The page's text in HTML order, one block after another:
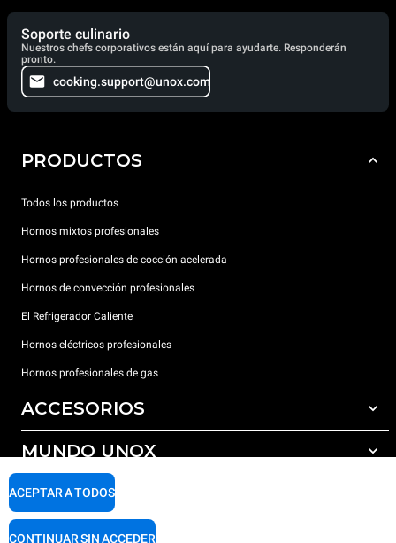
Soporte culinario
Nuestros chefs corporativos están aquí para ayudarte. Responderán
pronto.
cooking.support@unox.com
PRODUCTOS
Todos los productos
Hornos mixtos profesionales
Hornos profesionales de cocción acelerada
Hornos de convección profesionales
El Refrigerador Caliente
Hornos eléctricos profesionales
Hornos profesionales de gas
ACCESORIOS
Todos los accesorios
Detergentes para lavado automático
Detergentes para lavado manual
Tratamiento de agua con filtros de resina
MUNDO UNOX
Nuestras sedes en el mundo
SOPORTE
Garantía Unox
ACEPTAR A TODOS
CONTINUAR SIN ACCEDER